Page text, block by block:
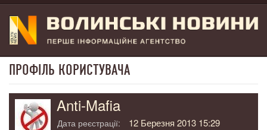
ПРОФІЛЬ КОРИСТУВАЧА
Anti-Mafia
Дата реєстрації: 12 Березня 2013 15:29